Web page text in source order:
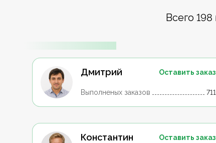
Всего
Дмитрий Оставить заказ
Выполненых заказов 711
Константин Оставить заказ